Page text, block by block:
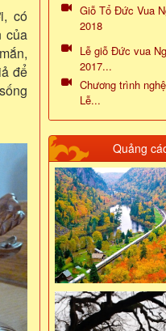
có
của
để
Giỗ Tổ Đức Vua
2018
Lễ giỗ Đức vua
2017...
Chương trình
Lễ...
Quảng